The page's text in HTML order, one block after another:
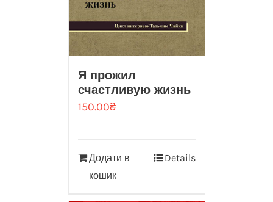
Я прожил
счастливую жизнь
150.00₴
Додати в
кошик
Details